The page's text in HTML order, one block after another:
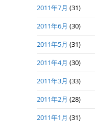
2011年7月 (31)
2011年6月 (30)
2011年5月 (31)
2011年4月 (30)
2011年3月 (33)
2011年2月 (28)
2011年1月 (31)